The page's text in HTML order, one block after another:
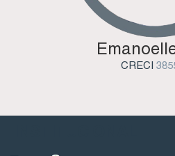
CRECI